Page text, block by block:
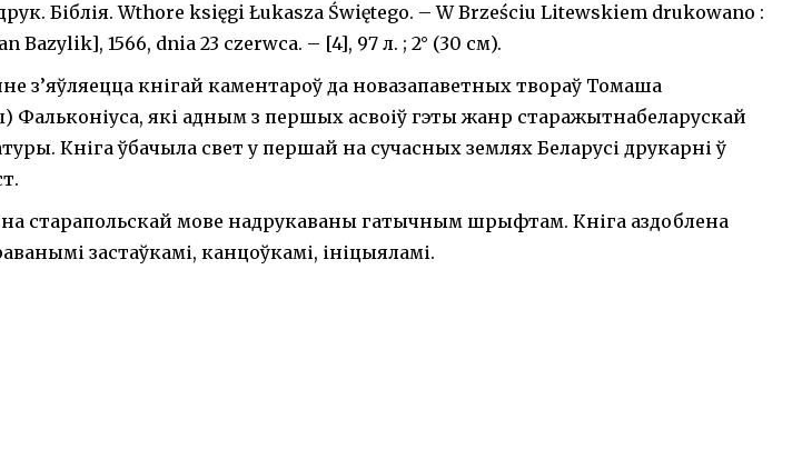
Біблія. Wthore księgi Łukasza Świętego. – W Brześciu Litewskiem drukowano :
Bazylik], 1566, dnia 23 czerwca. – [4], 97 л. ; 2° (30 см).
з’яўляецца кнігай каментароў да новазапаветных твораў Томаша
Фальконіуса, які адным з першых асвоіў гэты жанр старажытнабеларускай
Кніга ўбачыла свет у першай на сучасных землях Беларусі друкарні ў
на старапольскай мове надрукаваны гатычным шрыфтам. Кніга аздоблена
застаўкамі, канцоўкамі, ініцыяламі.